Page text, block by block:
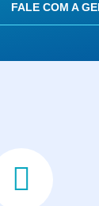
FALE COM A